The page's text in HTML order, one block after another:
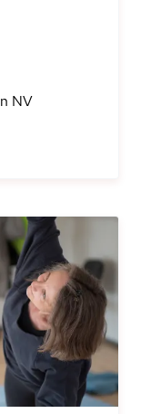
NV